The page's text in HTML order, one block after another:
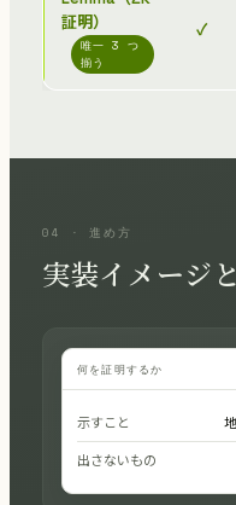
証明）
唯一 3 つ
揃う
✓
04 · 進め方
実装イメージ
何を証明するか
示すこと
出さないもの